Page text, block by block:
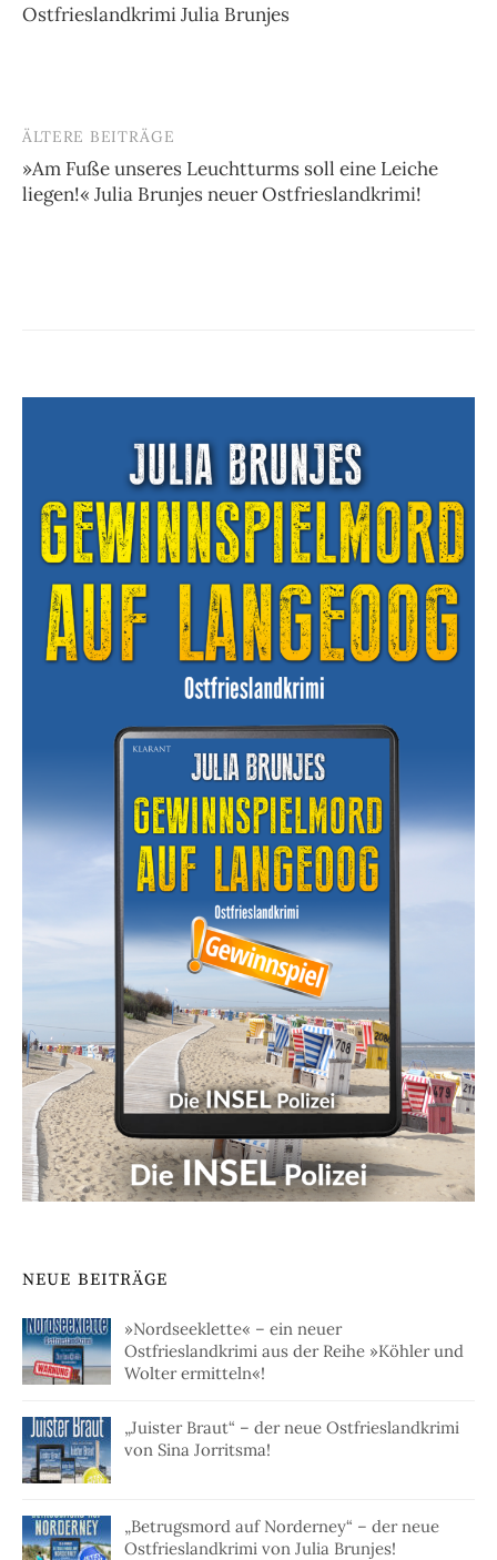
Ostfrieslandkrimi Julia Brunjes
Beitragsnavigation
ÄLTERE BEITRÄGE
»Am Fuße unseres Leuchtturms soll eine Leiche
liegen!« Julia Brunjes neuer Ostfrieslandkrimi!
NEUE BEITRÄGE
»Nordseeklette« – ein neuer
Ostfrieslandkrimi aus der Reihe »Köhler und
Wolter ermitteln«!
„Juister Braut“ – der neue Ostfrieslandkrimi
von Sina Jorritsma!
„Betrugsmord auf Norderney“ – der neue
Ostfrieslandkrimi von Julia Brunjes!